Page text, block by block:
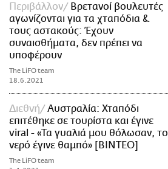
Περιβάλλον
Βρετανοί βουλευτές
αγωνίζονται για τα χταπόδια &
τους αστακούς: Έχουν
συναισθήματα, δεν πρέπει να
υποφέρουν
The LiFO team
18.6.2021
Διεθνή
Αυστραλία: Χταπόδι
επιτέθηκε σε τουρίστα και έγινε
viral - «Τα γυαλιά μου θόλωσαν, το
νερό έγινε θαμπό» [ΒΙΝΤΕΟ]
The LiFO team